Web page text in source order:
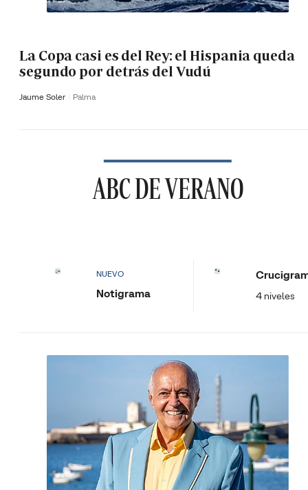
La Copa casi es del Rey: el Hispania queda
segundo por detrás del Vudú
Jaume Soler Palma
ABC DE VERANO
NUEVO
Notigrama 4 niveles